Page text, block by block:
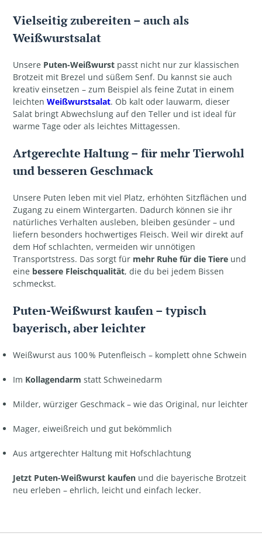
Vielseitig zubereiten – auch als
Weißwurstsalat
Unsere Puten-Weißwurst passt nicht nur zur klassischen
Brotzeit mit Brezel und süßem Senf. Du kannst sie auch
kreativ einsetzen – zum Beispiel als feine Zutat in einem
leichtenWeißwurstsalat. Ob kalt oder lauwarm, dieser
Salat bringt Abwechslung auf den Teller und ist ideal für
warme Tage oder als leichtes Mittagessen.
Artgerechte Haltung – für mehr Tierwohl
und besseren Geschmack
Unsere Puten leben mit viel Platz, erhöhten Sitzflächen und
Zugang zu einem Wintergarten. Dadurch können sie ihr
natürliches Verhalten ausleben, bleiben gesünder – und
liefern besonders hochwertiges Fleisch. Weil wir direkt auf
dem Hof schlachten, vermeiden wir unnötigen
Transportstress. Das sorgt für mehr Ruhe für die Tiere und
eine bessere Fleischqualität, die du bei jedem Bissen
schmeckst.
Puten-Weißwurst kaufen – typisch
bayerisch, aber leichter
Weißwurst aus 100 % Putenfleisch – komplett ohne Schwein
Im Kollagendarm statt Schweinedarm
Milder, würziger Geschmack – wie das Original, nur leichter
Mager, eiweißreich und gut bekömmlich
Aus artgerechter Haltung mit Hofschlachtung
Jetzt Puten-Weißwurst kaufen und die bayerische Brotzeit
neu erleben – ehrlich, leicht und einfach lecker.